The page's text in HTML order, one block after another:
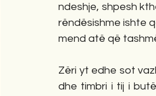
ndeshje, shpesh
rëndësishme ishte
mend atë që
Zëri yt edhe sot
dhe timbri i tij i